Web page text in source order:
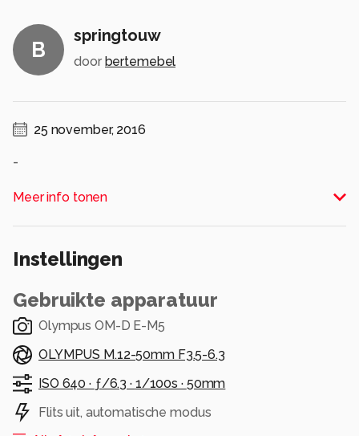
B
springtouw
door bertemebel
25 november, 2016
-
Alle rechten voorbehouden
Meer info tonen
Instellingen
Gebruikte apparatuur
Olympus OM-D E-M5
OLYMPUS M.12-50mm F3.5-6.3
ISO 640 · ƒ/6.3 · 1/100s · 50mm
Flits uit, automatische modus